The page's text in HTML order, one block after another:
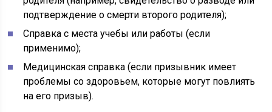
подтверждение о смерти второго родителя);
Справка с места учебы или работы (если
применимо);
Медицинская справка (если призывник имеет
проблемы со здоровьем, которые могут повлиять
на его призыв).